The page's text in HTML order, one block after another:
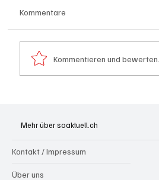
Kommentare
Kommentieren und bewerten...
Mehr über soaktuell.ch
Kontakt / Impressum
Über uns